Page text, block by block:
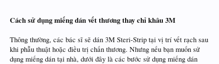
Cách sử dụng miếng dán vết thương thay chỉ khâu 3M
Thông thường, các bác sĩ sẽ dán 3M Steri-Strip tại vị trí vết rạch sau
khi phẫu thuật hoặc điều trị chấn thương. Nhưng nếu bạn muốn sử
dụng miếng dán tại nhà, dưới đây là các bước sử dụng miếng dán